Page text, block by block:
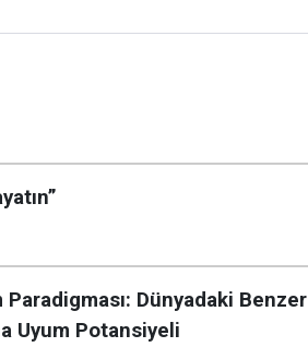
Dünyadaki Benzer
Uyum Potansiyeli